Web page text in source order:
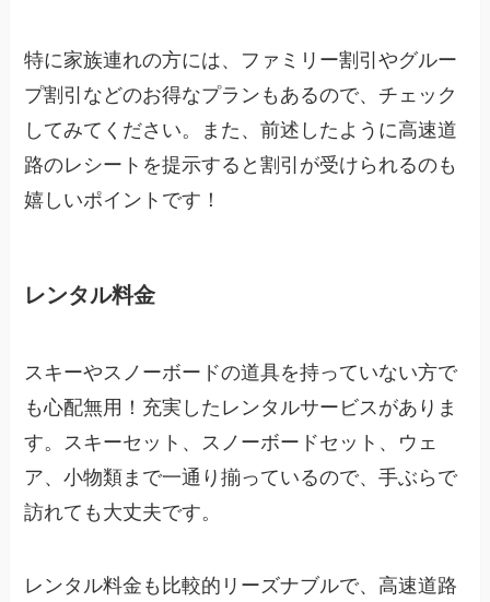
特に家族連れの方には、ファミリー割引やグルー
プ割引などのお得なプランもあるので、チェック
してみてください。また、前述したように高速道
路のレシートを提示すると割引が受けられるのも
嬉しいポイントです！
レンタル料金
スキーやスノーボードの道具を持っていない方で
も心配無用！充実したレンタルサービスがありま
す。スキーセット、スノーボードセット、ウェ
ア、小物類まで一通り揃っているので、手ぶらで
訪れても大丈夫です。
レンタル料金も比較的リーズナブルで、高速道路